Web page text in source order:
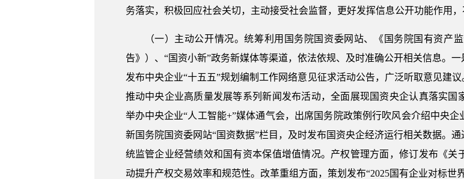
务落实，积极回应社会关切，主动接受社会监督，更好发挥信息公开功能作用
（一）主动公开情况。统筹利用国务院国资委网站、《国务院国有资产
告》）、“国资小新”政务新媒体等渠道，依法依规、及时准确公开相关信息。
发布中央企业“十五五”规划编制工作网络意见征求活动公告，广泛听取意见建
推动中央企业高质量发展等系列新闻发布活动，全面展现国资央企认真落实国
举办中央企业“人工智能+”媒体通气会，出席国务院政策例行吹风会介绍中央
新国务院国资委网站“国资数据”栏目，及时发布国资央企经济运行相关数据。
统监管企业经营绩效和国有资本保值增值情况。产权管理方面，修订发布《
动提升产权交易效率和规范性。改革重组方面，策划发布“2025国有企业对标